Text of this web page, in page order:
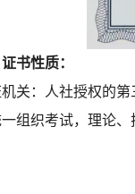
书性质：
关：人社授权的
组织考试，理论